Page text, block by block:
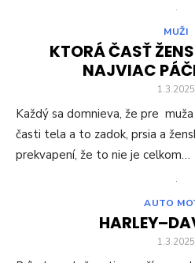
MUŽI
KTORÁ ČASŤ
NAJVIAC
1.3.2025
Každý sa domnieva, že pre
časti tela a to zadok, prsia a
prekvapení, že to nie je celkom…
AUTO
1.3.2025